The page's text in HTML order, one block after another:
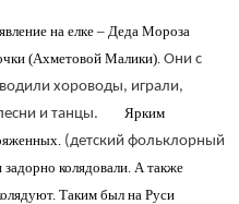
на елке – Деда Мороза
(Ахметовой Малики). Они с
хороводы, играли,
песни и танцы. Ярким
(детский фольклорный
задорно колядовали. А также
Таким был на Руси